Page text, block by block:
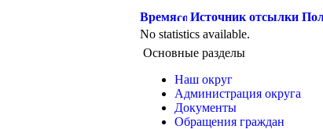
Время Источник отсылки
No statistics available.
Основные разделы
Наш округ
Администрация округа
Документы
Обращения граждан